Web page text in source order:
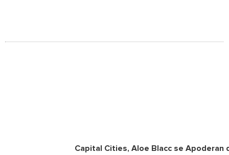
Capital Cities, Aloe Blacc se Apoderan